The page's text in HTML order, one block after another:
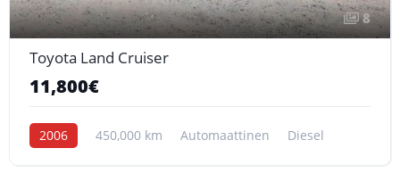
8
Toyota Land Cruiser
11,800€
2006 450,000 km Automaattinen Diesel